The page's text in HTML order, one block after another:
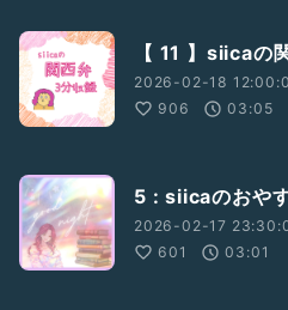
【 11 】siicaの
2026-02-18
906
03:05
5 : siicaのおや
2026-02-17
601
03:01